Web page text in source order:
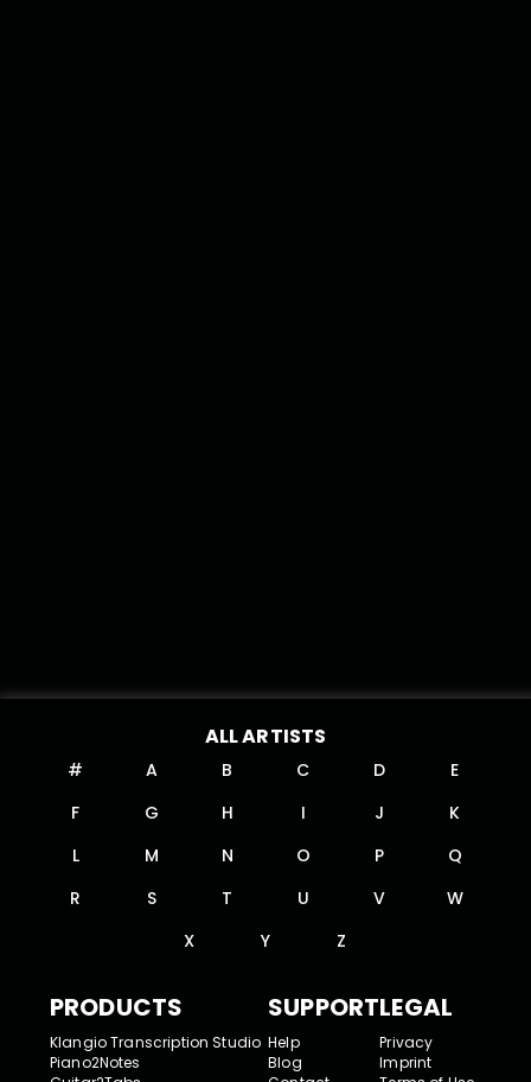
ALL ARTISTS
# A B C D
E
F
G H I J
K
L
M N O P
Q
R
S T U V
W
X
Y Z
PRODUCTS
Klangio Transcription Studio
Piano2Notes
SUPPORT
Help
Blog
LEGAL
Privacy
Imprint